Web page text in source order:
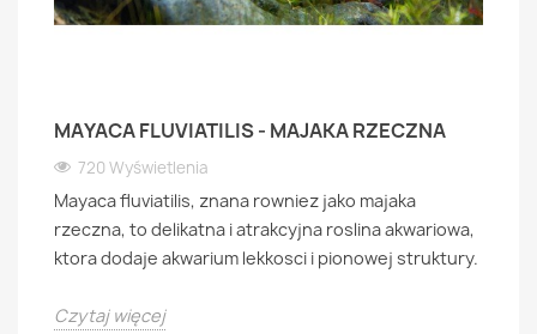
MAYACA FLUVIATILIS - MAJAKA RZECZNA
720 Wyświetlenia
Mayaca fluviatilis, znana rowniez jako majaka
rzeczna, to delikatna i atrakcyjna roslina akwariowa,
ktora dodaje akwarium lekkosci i pionowej struktury.
Czytaj więcej